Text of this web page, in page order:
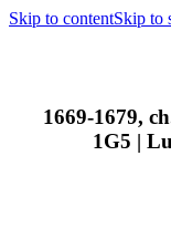
Skip to contentSkip to
1669-1679,
1G5 |